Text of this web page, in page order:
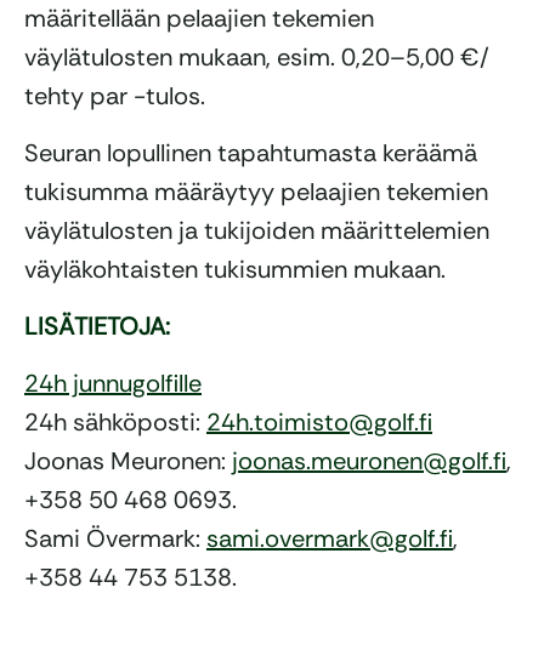
määritellään pelaajien tekemien
väylätulosten mukaan, esim. 0,20–5,00 €/
tehty par -tulos.
Seuran lopullinen tapahtumasta keräämä
tukisumma määräytyy pelaajien tekemien
väylätulosten ja tukijoiden määrittelemien
väyläkohtaisten tukisummien mukaan.
LISÄTIETOJA:
24h junnugolfille
24h sähköposti: 24h.toimisto@golf.fi
Joonas Meuronen: joonas.meuronen@golf.fi,
+358 50 468 0693.
Sami Övermark: sami.overmark@golf.fi,
+358 44 753 5138.